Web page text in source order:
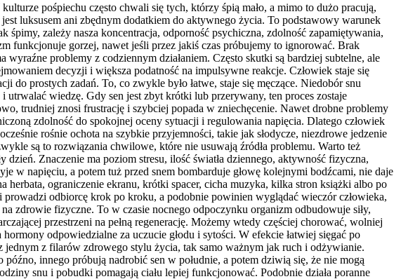
pośpiechu często chwali się tych, którzy śpią mało, a mimo to dużo pracują,
luksusem ani zbędnym dodatkiem do aktywnego życia. To podstawowy warunek
zależy nasza koncentracja, odporność psychiczna, zdolność zapamiętywania,
funkcjonuje gorzej, nawet jeśli przez jakiś czas próbujemy to ignorować. Brak
problemy z codziennym działaniem. Często skutki są bardziej subtelne, ale
decyzji i większa podatność na impulsywne reakcje. Człowiek staje się
prostych zadań. To, co zwykle było łatwe, staje się męczące. Niedobór snu
wiedzę. Gdy sen jest zbyt krótki lub przerywany, ten proces zostaje
trudniej znosi frustrację i szybciej popada w zniechęcenie. Nawet drobne problemy
zdolność do spokojnej oceny sytuacji i regulowania napięcia. Dlatego człowiek
rośnie ochota na szybkie przyjemności, takie jak słodycze, niezdrowe jedzenie
są to rozwiązania chwilowe, które nie usuwają źródła problemu. Warto też
dzień. Znaczenie ma poziom stresu, ilość światła dziennego, aktywność fizyczna,
w napięciu, a potem tuż przed snem bombarduje głowę kolejnymi bodźcami, nie daje
herbata, ograniczenie ekranu, krótki spacer, cicha muzyka, kilka stron książki albo po
prowadzi odbiorcę krok po kroku, a podobnie powinien wyglądać wieczór człowieka,
zdrowie fizyczne. To w czasie nocnego odpoczynku organizm odbudowuje siły,
przestrzeni na pełną regenerację. Możemy wtedy częściej chorować, wolniej
odpowiedzialne za uczucie głodu i sytości. W efekcie łatwiej sięgać po
z filarów zdrowego stylu życia, tak samo ważnym jak ruch i odżywianie.
innego próbują nadrobić sen w południe, a potem dziwią się, że nie mogą
snu i pobudki pomagają ciału lepiej funkcjonować. Podobnie działa poranne